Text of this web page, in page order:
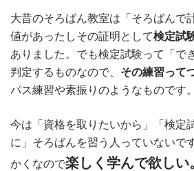
大昔のそろばん教室は「そろばんで
値があったしその証明として検定試
ありました。でも検定試験って「で
判定するものなので、 その練習って
パス練習や素振りのようなものです。
今は「資格を取りたいから」「検定
に」そろばんを習う人っていないで
かくなので楽しく学んで欲しい